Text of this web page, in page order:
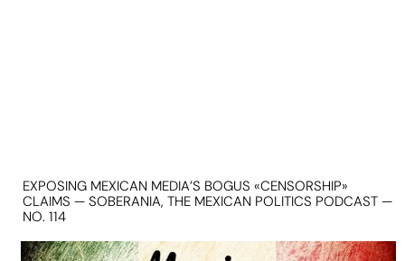
EXPOSING MEXICAN MEDIA’S BOGUS «CENSORSHIP»
CLAIMS — SOBERANIA, THE MEXICAN POLITICS PODCAST —
NO. 114